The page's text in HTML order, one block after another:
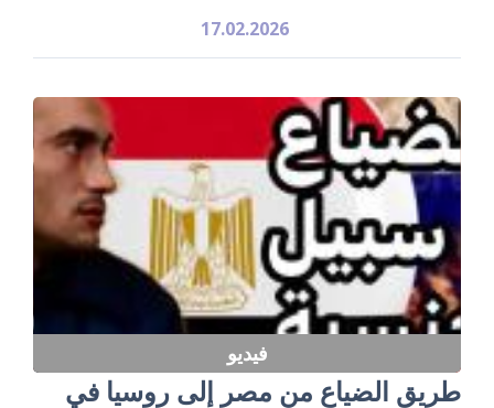
17.02.2026
فيديو
طريق الضياع من مصر إلى روسيا في